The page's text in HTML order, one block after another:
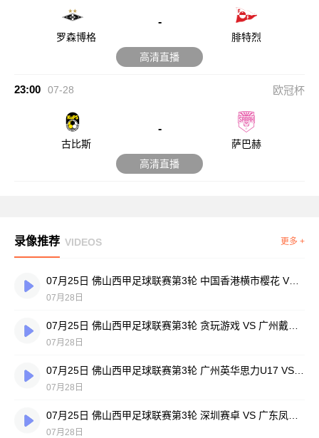
罗森博格
-
腓特烈
高清直播
23:00 07-28 欧冠杯
古比斯
-
萨巴赫
高清直播
录像推荐 VIDEOS 更多 +
07月25日 佛山西甲足球联赛第3轮 中国香港横市樱花 VS 吉图省实青年 全场录像
07月28日
07月28日
07月28日
07月28日